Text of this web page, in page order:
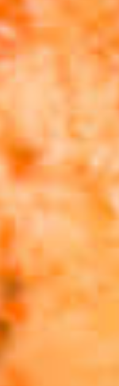
特集
新着記事